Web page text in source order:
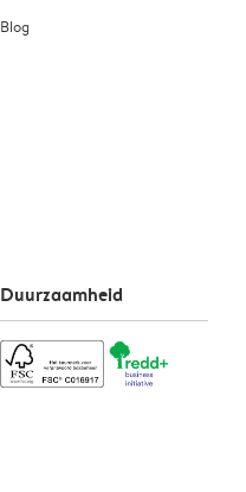
Blog
Duurzaamheid